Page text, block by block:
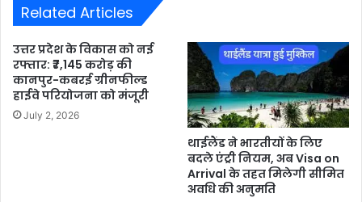
Related Articles
उत्तर प्रदेश के विकास को नई
रफ्तार: ₹7,145 करोड़ की
कानपुर-कबरई ग्रीनफील्ड
हाईवे परियोजना को मंजूरी
July 2, 2026
थाईलैंड ने भारतीयों के लिए
बदले एंट्री नियम, अब Visa on
Arrival के तहत मिलेगी सीमित
अवधि की अनुमति